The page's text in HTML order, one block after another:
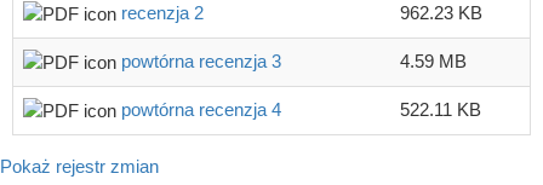
recenzja 2 962.23 KB
powtórna recenzja 3 4.59 MB
powtórna recenzja 4 522.11 KB
Pokaż rejestr zmian